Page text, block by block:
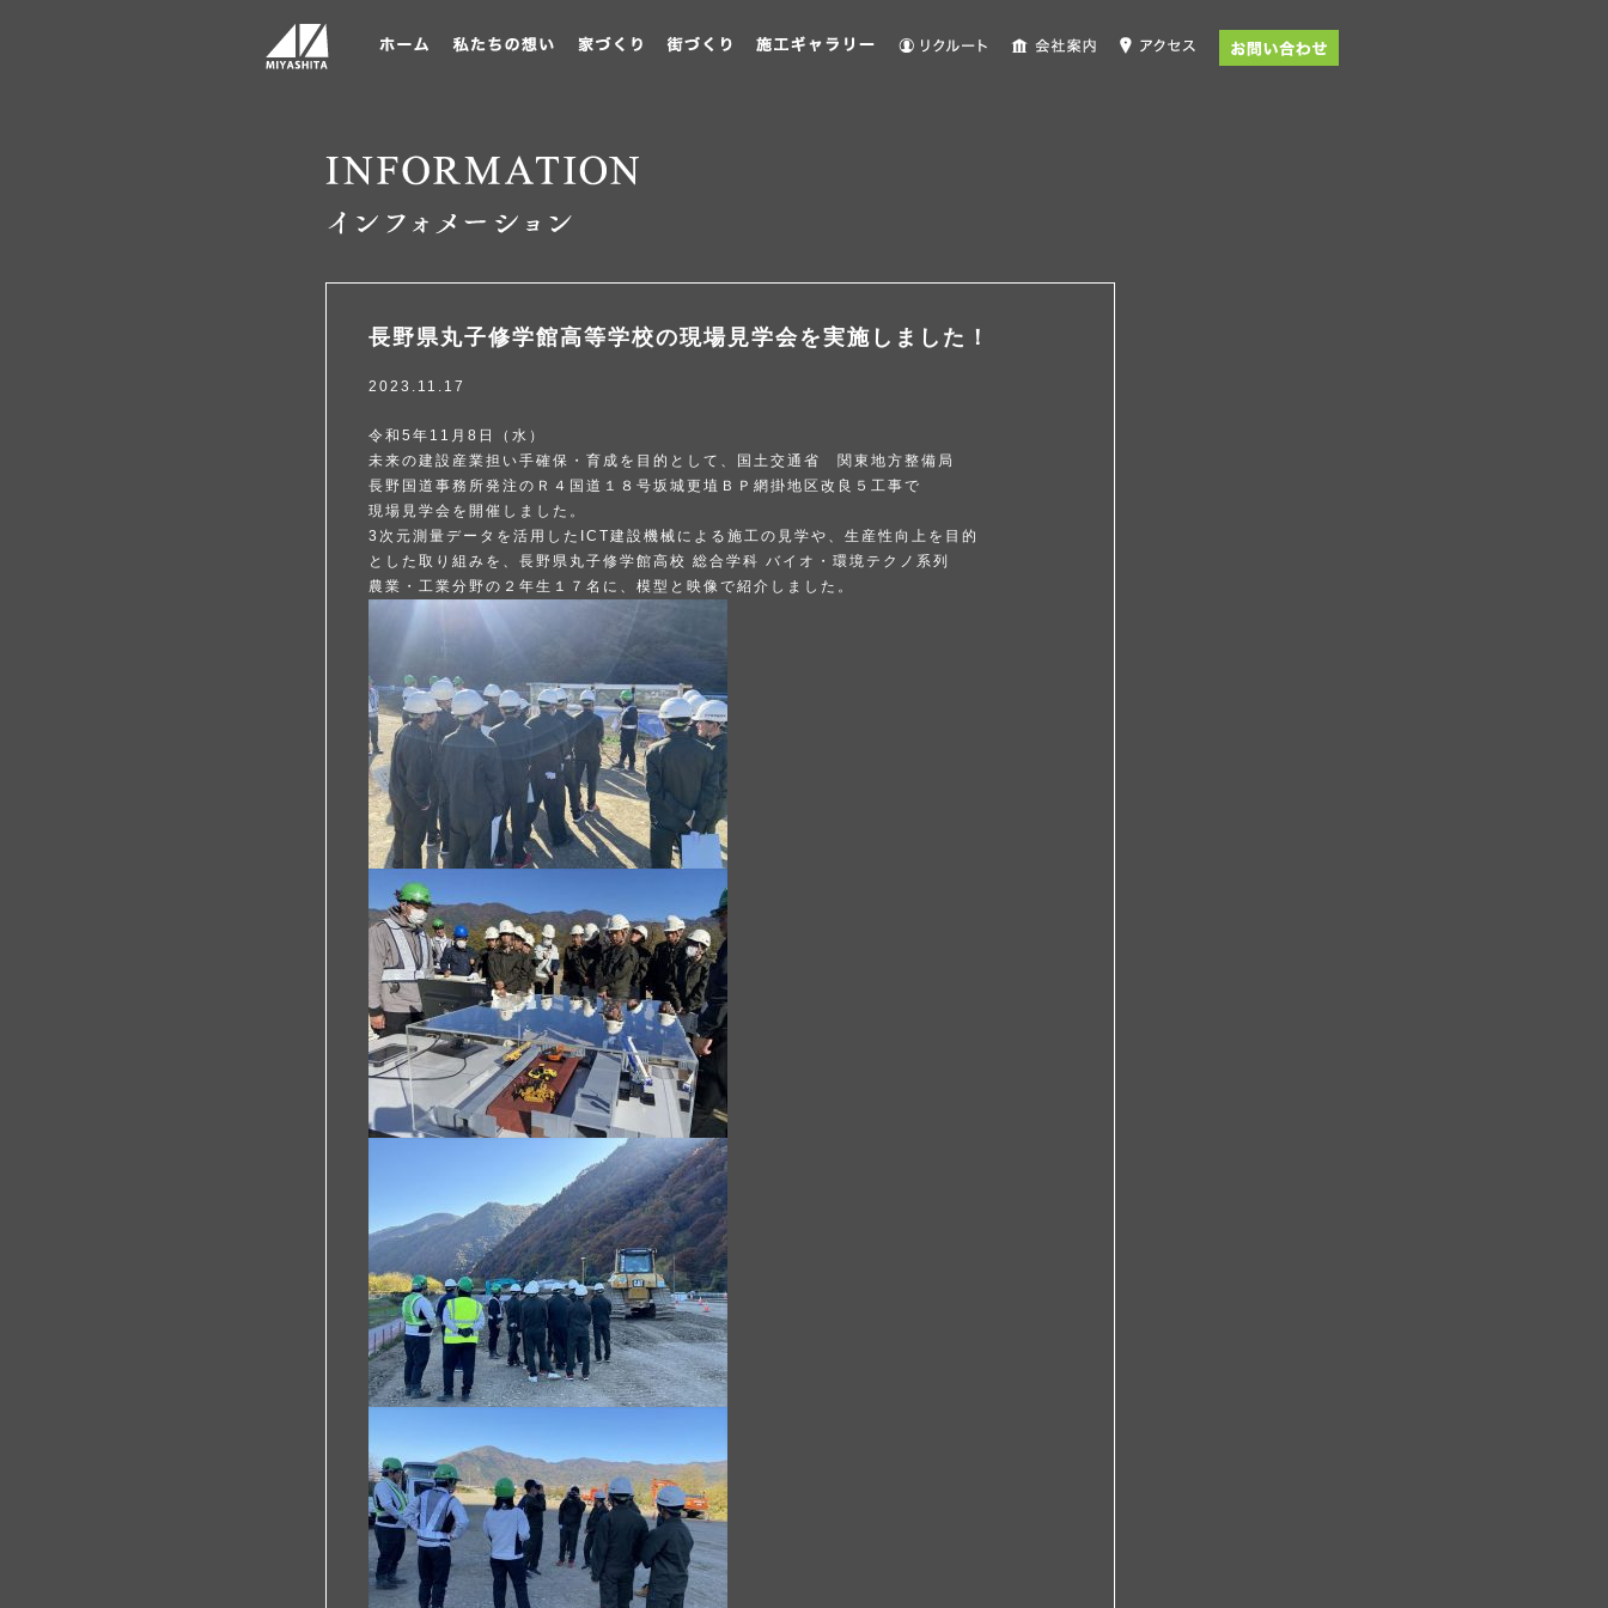
長野県丸子修学館高等学校の現場見学会を実施しました！
2023.11.17
令和5年11月8日（水）
未来の建設産業担い手確保・育成を目的として、国土交通省 関東地方整備局
長野国道事務所発注のＲ４国道１８号坂城更埴ＢＰ網掛地区改良５工事で
現場見学会を開催しました。
3次元測量データを活用したICT建設機械による施工の見学や、生産性向上を目的
とした取り組みを、長野県丸子修学館高校 総合学科 バイオ・環境テクノ系列
農業・工業分野の２年生１７名に、模型と映像で紹介しました。